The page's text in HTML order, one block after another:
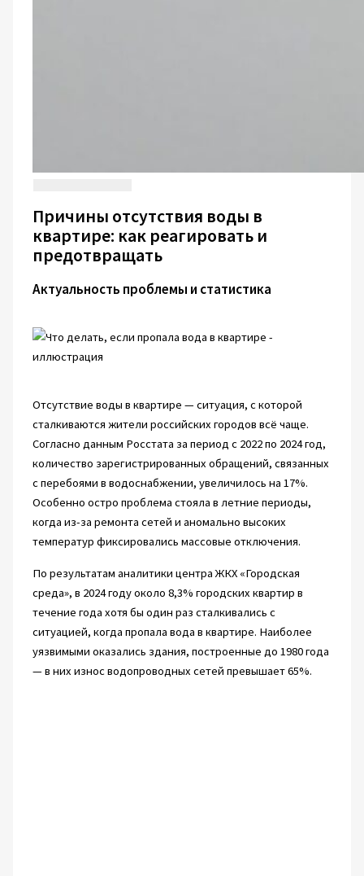
Причины отсутствия воды в
квартире: как реагировать и
предотвращать
Актуальность проблемы и статистика
Отсутствие воды в квартире — ситуация, с которой
сталкиваются жители российских городов всё чаще.
Согласно данным Росстата за период с 2022 по 2024 год,
количество зарегистрированных обращений, связанных
с перебоями в водоснабжении, увеличилось на 17%.
Особенно остро проблема стояла в летние периоды,
когда из-за ремонта сетей и аномально высоких
температур фиксировались массовые отключения.
По результатам аналитики центра ЖКХ «Городская
среда», в 2024 году около 8,3% городских квартир в
течение года хотя бы один раз сталкивались с
ситуацией, когда пропала вода в квартире. Наиболее
уязвимыми оказались здания, построенные до 1980 года
— в них износ водопроводных сетей превышает 65%.